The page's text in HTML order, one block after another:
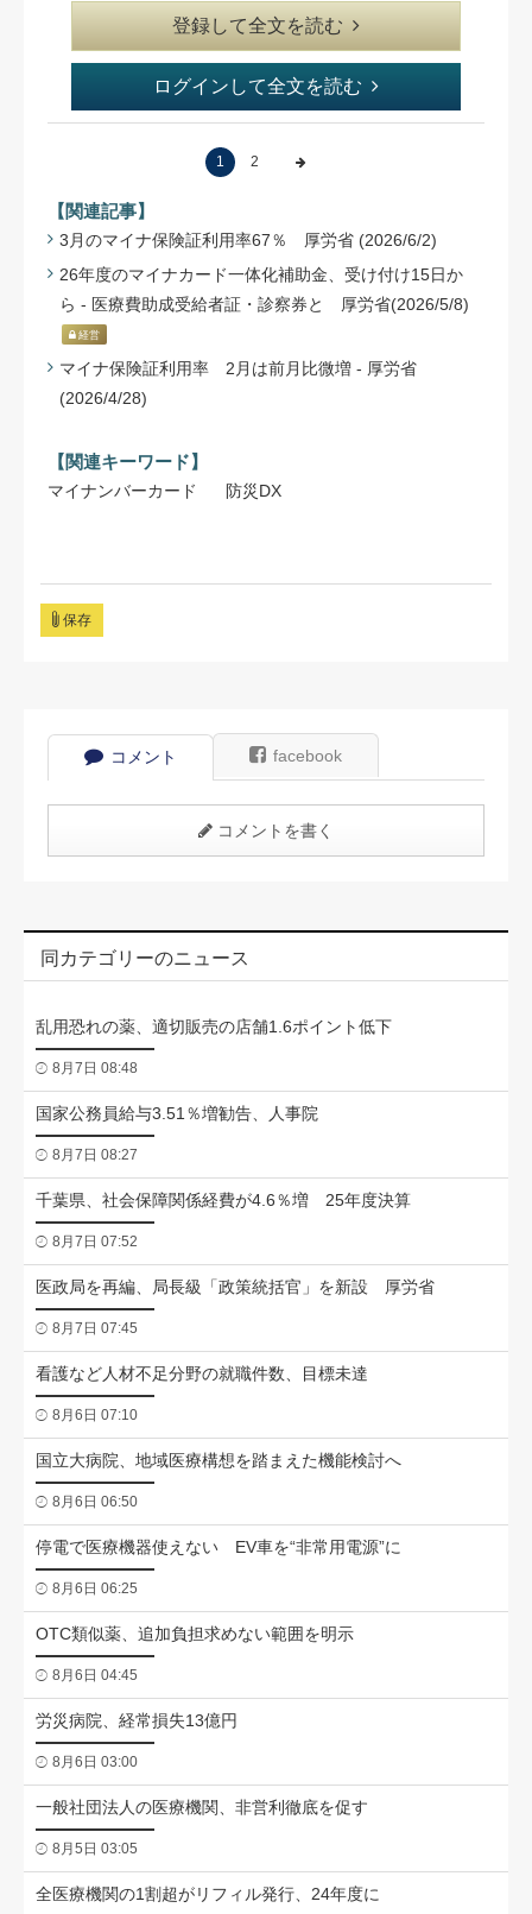
登録して全文を読む
ログインして全文を読む
1 2
【関連記事】
3月のマイナ保険証利用率67％ 厚労省 (2026/6/2)
26年度のマイナカード一体化補助金、受け付け15日か
ら - 医療費助成受給者証・診察券と 厚労省(2026/5/8)
経営
マイナ保険証利用率 2月は前月比微増 - 厚労省
(2026/4/28)
【関連キーワード】
マイナンバーカード 防災DX
保存
コメント facebook
コメントを書く
同カテゴリーのニュース
乱用恐れの薬、適切販売の店舗1.6ポイント低下
8月7日 08:48
国家公務員給与3.51％増勧告、人事院
8月7日 08:27
千葉県、社会保障関係経費が4.6％増 25年度決算
8月7日 07:52
医政局を再編、局長級「政策統括官」を新設 厚労省
8月7日 07:45
看護など人材不足分野の就職件数、目標未達
8月6日 07:10
国立大病院、地域医療構想を踏まえた機能検討へ
8月6日 06:50
停電で医療機器使えない EV車を“非常用電源”に
8月6日 06:25
OTC類似薬、追加負担求めない範囲を明示
8月6日 04:45
労災病院、経常損失13億円
8月6日 03:00
一般社団法人の医療機関、非営利徹底を促す
8月5日 03:05
全医療機関の1割超がリフィル発行、24年度に